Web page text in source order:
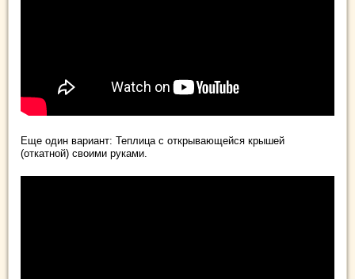
Еще один вариант: Теплица с открывающейся крышей
(откатной) своими руками.